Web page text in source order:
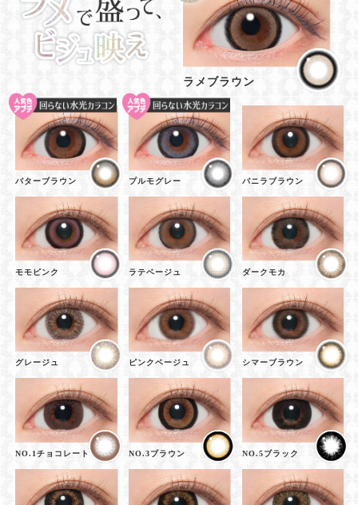
ラメブラウン
バターブラウン プルモグレー バニラブラウン
モモピンク ラテベージュ ダークモカ
グレージュ ピンクベージュ シマーブラウン
NO.1チョコレート NO.3ブラウン NO.5ブラック